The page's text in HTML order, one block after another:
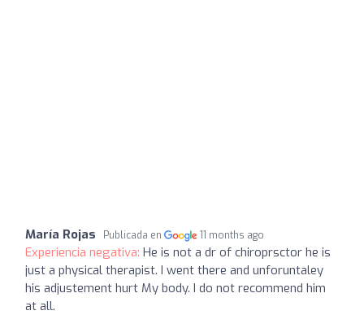
María Rojas Publicada en 11 months ago
Experiencia negativa: He is not a dr of chiroprsctor he is
just a physical therapist. I went there and unforuntaley
his adjustement hurt My body. I do not recommend him
at all.